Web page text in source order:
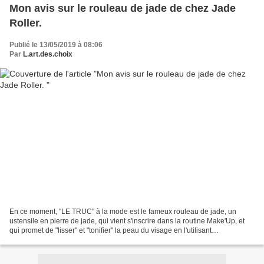
Mon avis sur le rouleau de jade de chez Jade
Roller.
Publié le 13/05/2019 à 08:06
Par L.art.des.choix
En ce moment, "LE TRUC" à la mode est le fameux rouleau de jade, un
ustensile en pierre de jade, qui vient s'inscrire dans la routine Make'Up, et
qui promet de "lisser" et "tonifier" la peau du visage en l'utilisant